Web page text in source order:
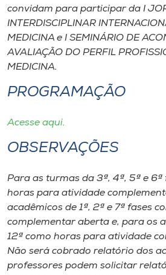
Rádio
Museu
Unoesc
A+
A-
convidam para participar da I
INTERDISCIPLINAR
MEDICINA e I SEMINÁRIO DE
AVALIAÇÃO DO PERFIL
MEDICINA.
PROGRAMAÇÃO
Acesse aqui.
OBSERVAÇÕES
Para as turmas da 3ª, 4ª, 5ª e
horas para atividade
acadêmicos de 1ª, 2ª e 7ª fases
complementar aberta e, para os
12ª como horas para atividade
Não será cobrado relatório dos
professores podem solicitar